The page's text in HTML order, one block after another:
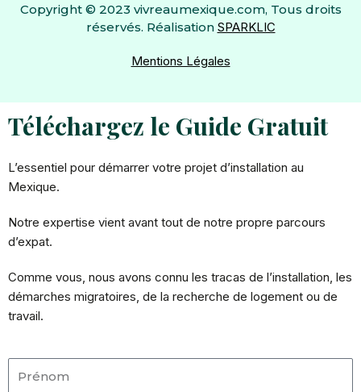
o
o
k
b
e
Copyright © 2023 vivreaumexique.com, Tous droits
réservés. Réalisation SPARKLIC
Mentions Légales
Téléchargez le Guide Gratuit
L’essentiel pour démarrer votre projet d’installation au
Mexique.
Notre expertise vient avant tout de notre propre parcours
d’expat.
Comme vous, nous avons connu les tracas de l’installation, les
démarches migratoires, de la recherche de logement ou de
travail.